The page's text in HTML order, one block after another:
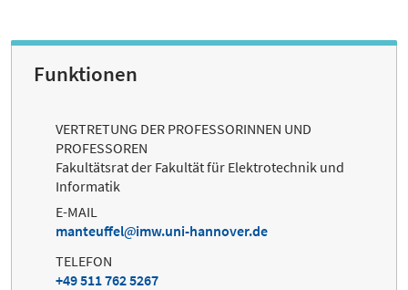
Funktionen
VERTRETUNG DER PROFESSORINNEN UND
PROFESSOREN
Fakultätsrat der Fakultät für Elektrotechnik und
Informatik
E-MAIL
manteuffel
imw.uni-hannover.de
TELEFON
+49 511 762 5267